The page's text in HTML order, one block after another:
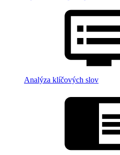
Analýza klíčových slov